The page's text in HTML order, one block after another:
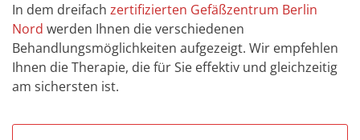
In dem dreifach zertifizierten Gefäßzentrum Berlin
Nord werden Ihnen die verschiedenen
Behandlungsmöglichkeiten aufgezeigt. Wir empfehlen
Ihnen die Therapie, die für Sie effektiv und gleichzeitig
am sichersten ist.